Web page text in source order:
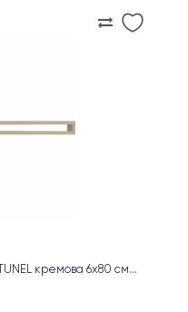
кремова 6х80 см...